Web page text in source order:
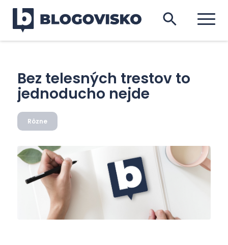
Bez telesných trestov to
jednoducho nejde
Rôzne